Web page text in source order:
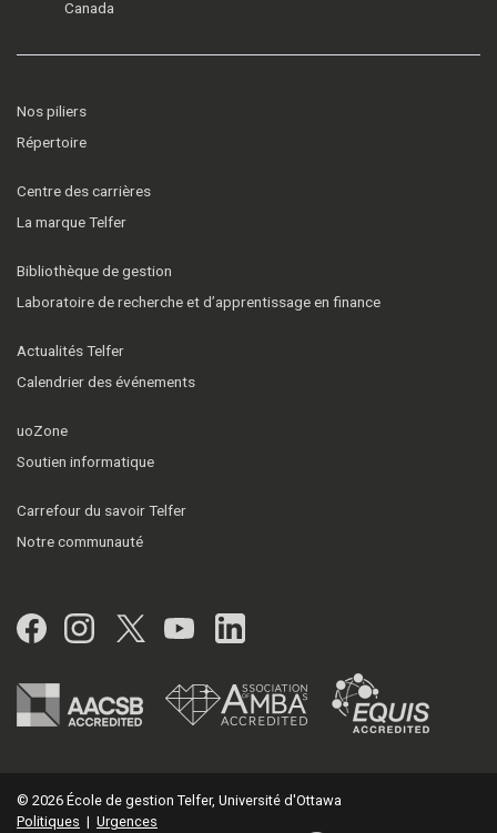
Canada
Nos piliers
Répertoire
Centre des carrières
La marque Telfer
Bibliothèque de gestion
Laboratoire de recherche et d’apprentissage en finance
Actualités Telfer
Calendrier des événements
uoZone
Soutien informatique
Carrefour du savoir Telfer
Notre communauté
Facebook
Instagram
Twitter
YouTubeLinkedIn
© 2026 École de gestion Telfer, Université d'Ottawa
Politiques | Urgences